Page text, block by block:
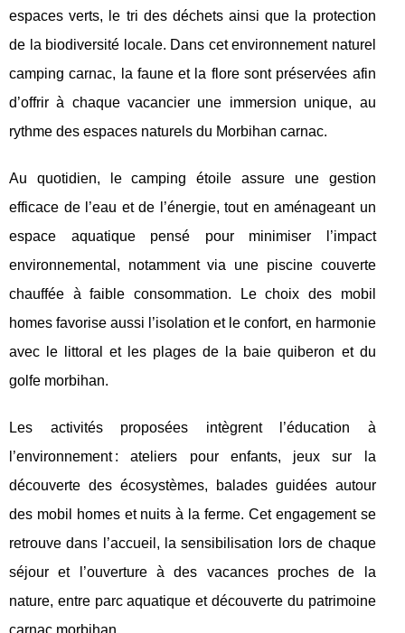
espaces verts, le tri des déchets ainsi que la protection
de la biodiversité locale. Dans cet environnement naturel
camping carnac, la faune et la flore sont préservées afin
d’offrir à chaque vacancier une immersion unique, au
rythme des espaces naturels du Morbihan carnac.
Au quotidien, le camping étoile assure une gestion
efficace de l’eau et de l’énergie, tout en aménageant un
espace aquatique pensé pour minimiser l’impact
environnemental, notamment via une piscine couverte
chauffée à faible consommation. Le choix des mobil
homes favorise aussi l’isolation et le confort, en harmonie
avec le littoral et les plages de la baie quiberon et du
golfe morbihan.
Les activités proposées intègrent l’éducation à
l’environnement : ateliers pour enfants, jeux sur la
découverte des écosystèmes, balades guidées autour
des mobil homes et nuits à la ferme. Cet engagement se
retrouve dans l’accueil, la sensibilisation lors de chaque
séjour et l’ouverture à des vacances proches de la
nature, entre parc aquatique et découverte du patrimoine
carnac morbihan.